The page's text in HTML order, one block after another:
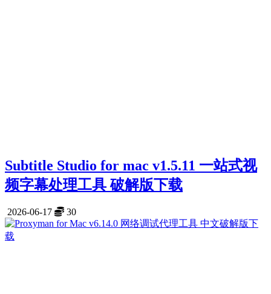
Subtitle Studio for mac v1.5.11 一站式视
频字幕处理工具 破解版下载
2026-06-17 30